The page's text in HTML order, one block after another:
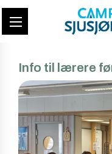
Info til lærere